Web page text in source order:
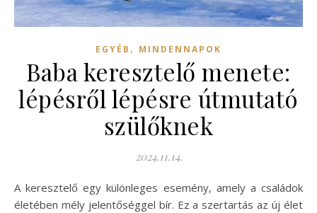
EGYÉB , MINDENNAPOK
Baba keresztelő menete:
lépésről lépésre útmutató
szülőknek
2024.11.14.
A keresztelő egy különleges esemény, amely a családok
életében mély jelentőséggel bír. Ez a szertartás az új élet